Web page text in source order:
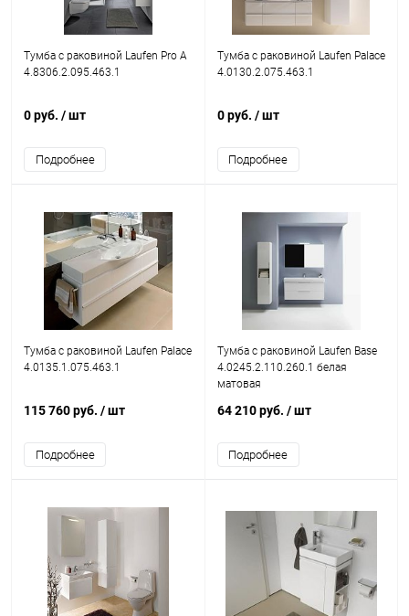
Тумба с раковиной Laufen Pro A
4.8306.2.095.463.1
0 руб. / шт
Подробнее
Тумба с раковиной Laufen Palace
4.0130.2.075.463.1
0 руб. / шт
Подробнее
Тумба с раковиной Laufen Palace
4.0135.1.075.463.1
115 760 руб. / шт
Подробнее
Тумба с раковиной Laufen Base
4.0245.2.110.260.1 белая
матовая
64 210 руб. / шт
Подробнее